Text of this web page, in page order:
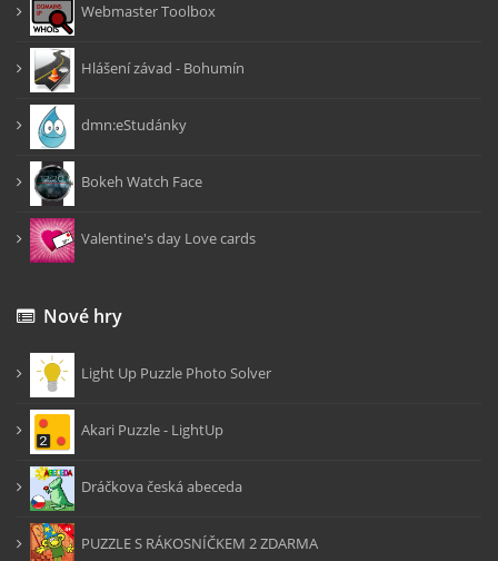
Webmaster Toolbox
Hlášení závad - Bohumín
dmn:eStudánky
Bokeh Watch Face
Valentine's day Love cards
Nové hry
Light Up Puzzle Photo Solver
Akari Puzzle - LightUp
Dráčkova česká abeceda
PUZZLE S RÁKOSNÍČKEM 2 ZDARMA